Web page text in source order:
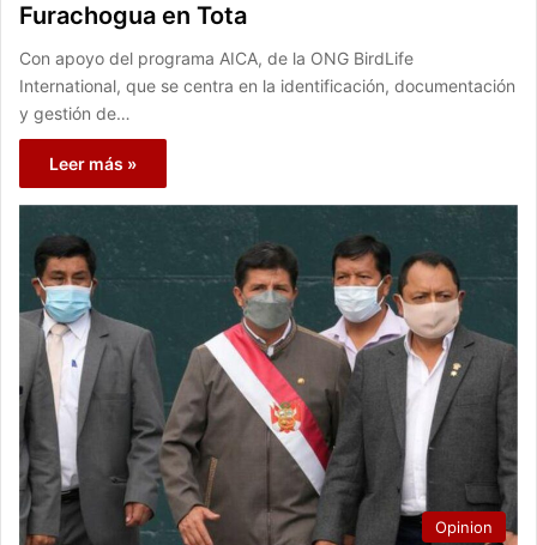
Furachogua en Tota
Con apoyo del programa AICA, de la ONG BirdLife
International, que se centra en la identificación, documentación
y gestión de…
Leer más »
Opinion